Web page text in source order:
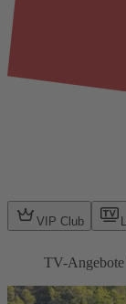
VIP Club
TV-Angebote